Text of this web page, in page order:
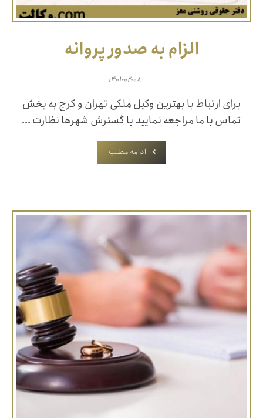
الزام به صدور پروانه
۱۴۰۱-۰۲-۰۸
برای ارتباط با بهترین وکیل ملکی تهران و کرج به بخش
تماس با ما مراجعه نمایید با گسترش شهرها نظارت ...
ادامه مطلب